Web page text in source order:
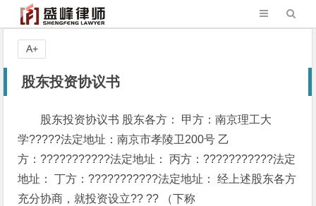
股东投资协议书
股东投资协议书 股东各方： 甲方：南京理工大
学?????法定地址：南京市孝陵卫200号 乙
方：???????????法定地址： 丙方：???????????法定
地址： 丁方：???????????法定地址： 经上述股东各方
充分协商，就投资设立?? ?? （下称
A+